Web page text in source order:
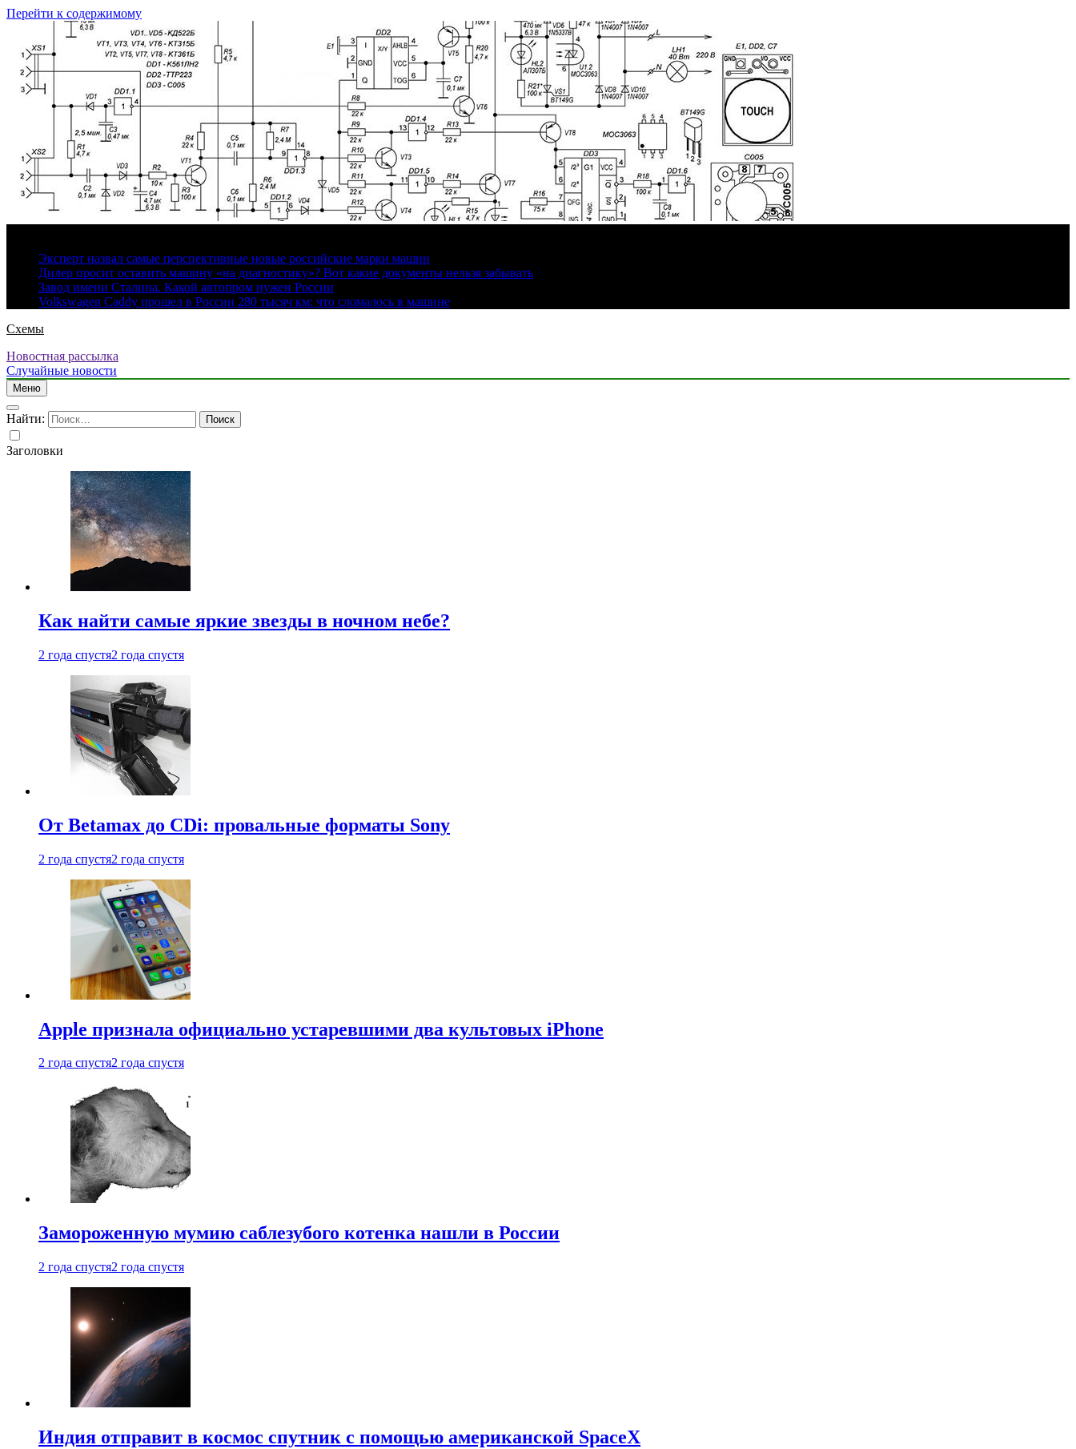
Перейти к содержимому
Эксперт назвал самые перспективные новые российские марки машин
Дилер просит оставить машину «на диагностику»? Вот какие документы нельзя забывать
Завод имени Сталина. Какой автопром нужен России
Volkswagen Caddy прошел в России 280 тысяч км: что сломалось в машине
Схемы
Новостная рассылка
Случайные новости
Меню
Найти:
Заголовки
Как найти самые яркие звезды в ночном небе?
2 года спустя2 года спустя
От Betamax до CDi: провальные форматы Sony
2 года спустя2 года спустя
Apple признала официально устаревшими два культовых iPhone
2 года спустя2 года спустя
Замороженную мумию саблезубого котенка нашли в России
2 года спустя2 года спустя
Индия отправит в космос спутник с помощью американской SpaceX